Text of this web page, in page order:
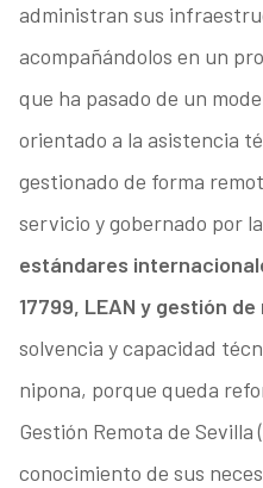
administran sus
acompañándolos en un
que ha pasado de un
orientado a la asistencia
gestionado de forma
servicio y gobernado por
estándares
17799, LEAN y gestión
solvencia y capacidad
nipona, porque queda
Gestión Remota de Sevilla
conocimiento de sus